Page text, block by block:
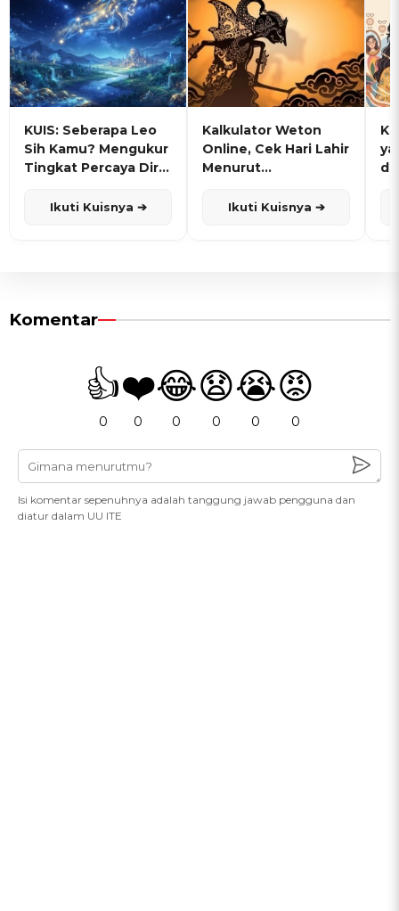
KUIS: Seberapa Leo
Sih Kamu? Mengukur
Tingkat Percaya Diri
Ikuti Kuisnya ➔
Kalkulator Weton
Online, Cek Hari Lahir
Menurut
Ikuti Kuisnya ➔
Komentar
👍
0
❤️
0
😂
0
😧
0
😭
0
😡
0
Isi komentar sepenuhnya adalah tanggung jawab pengguna dan
diatur dalam UU ITE